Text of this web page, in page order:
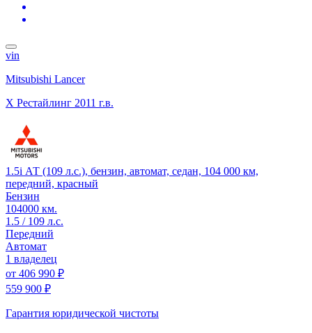
vin
Mitsubishi Lancer
X Рестайлинг 2011 г.в.
1.5i АТ (109 л.с.), бензин, автомат, седан, 104 000 км,
передний, красный
Бензин
104000 км.
1.5 / 109 л.с.
Передний
Автомат
1 владелец
от 406 990 ₽
559 900 ₽
Гарантия юридической чистоты